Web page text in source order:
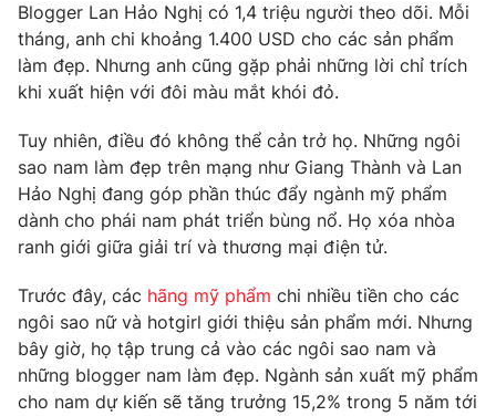
Chuyên mục khác
Emagazine Podcast
Video Shorts video
VTV Money VTV Thể thao
VTV Sức khoẻ Bất động sản
Thị trường 24h Tấm lòng Việt
Blogger Lan Hảo Nghị có 1,4 triệu người theo dõi. Mỗi
tháng, anh chi khoảng 1.400 USD cho các sản phẩm
làm đẹp. Nhưng anh cũng gặp phải những lời chỉ trích
khi xuất hiện với đôi màu mắt khói đỏ.
Tuy nhiên, điều đó không thể cản trở họ. Những ngôi
sao nam làm đẹp trên mạng như Giang Thành và Lan
Hảo Nghị đang góp phần thúc đẩy ngành mỹ phẩm
dành cho phái nam phát triển bùng nổ. Họ xóa nhòa
ranh giới giữa giải trí và thương mại điện tử.
Trước đây, các hãng mỹ phẩm chi nhiều tiền cho các
ngôi sao nữ và hotgirl giới thiệu sản phẩm mới. Nhưng
bây giờ, họ tập trung cả vào các ngôi sao nam và
những blogger nam làm đẹp. Ngành sản xuất mỹ phẩm
cho nam dự kiến sẽ tăng trưởng 15,2% trong 5 năm tới